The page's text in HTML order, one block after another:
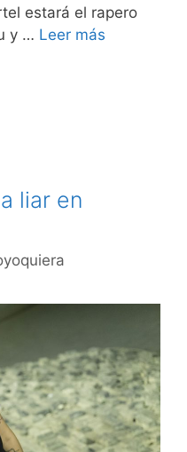
estará el rapero
y … Leer más
liar en